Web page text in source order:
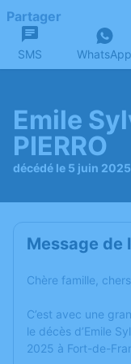
Partager
SMS WhatsApp
Emile
PIERRO
décédé le 5 juin
Message de
Chère famille, chers
C’est avec une
le décès d’Emile
2025 à Fort-de-